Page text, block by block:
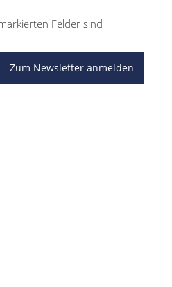
Felder sind
Zum Newsletter anmelden